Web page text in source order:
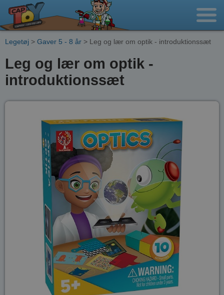
Legetøj > Gaver 5 - 8 år > Leg og lær om optik - introduktionssæt
Leg og lær om optik -
introduktionssæt